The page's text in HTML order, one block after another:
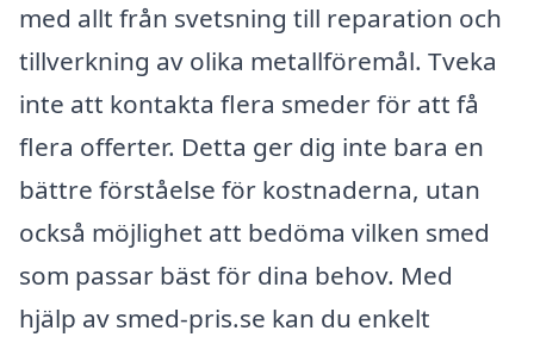
med allt från svetsning till reparation och
tillverkning av olika metallföremål. Tveka
inte att kontakta flera smeder för att få
flera offerter. Detta ger dig inte bara en
bättre förståelse för kostnaderna, utan
också möjlighet att bedöma vilken smed
som passar bäst för dina behov. Med
hjälp av smed-pris.se kan du enkelt